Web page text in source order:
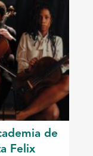
de
Felix